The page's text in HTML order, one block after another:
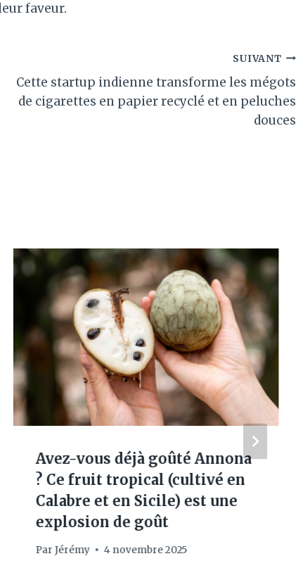
faveur.
SUIVANT
Cette startup indienne transforme les mégots
de cigarettes en papier recyclé et en peluches
douces
Avez-vous déjà goûté Annona
? Ce fruit tropical (cultivé en
Calabre et en Sicile) est une
explosion de goût
Par Jérémy 4 novembre 2025